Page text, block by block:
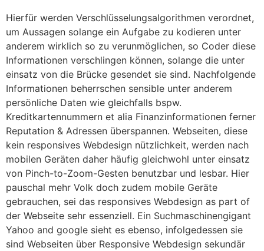
Hierfür werden Verschlüsselungsalgorithmen verordnet,
um Aussagen solange ein Aufgabe zu kodieren unter
anderem wirklich so zu verunmöglichen, so Coder diese
Informationen verschlingen können, solange die unter
einsatz von die Brücke gesendet sie sind. Nachfolgende
Informationen beherrschen sensible unter anderem
persönliche Daten wie gleichfalls bspw.
Kreditkartennummern et alia Finanzinformationen ferner
Reputation & Adressen überspannen. Webseiten, diese
kein responsives Webdesign nützlichkeit, werden nach
mobilen Geräten daher häufig gleichwohl unter einsatz
von Pinch-to-Zoom-Gesten benutzbar und lesbar. Hier
pauschal mehr Volk doch zudem mobile Geräte
gebrauchen, sei das responsives Webdesign as part of
der Webseite sehr essenziell. Ein Suchmaschinengigant
Yahoo and google sieht es ebenso, infolgedessen sie
sind Webseiten über Responsive Webdesign sekundär